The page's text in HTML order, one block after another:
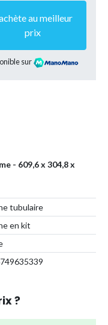
au meilleur
prix
sur
- 609,6 x 304,8 x
tubulaire
en kit
?